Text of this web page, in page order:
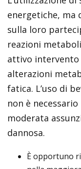
energetiche, ma
sulla loro
reazioni
attivo intervento
alterazioni
fatica. L’uso di
non è
moderata
dannosa.
È opportuno